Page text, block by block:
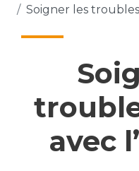
Soigner les
avec